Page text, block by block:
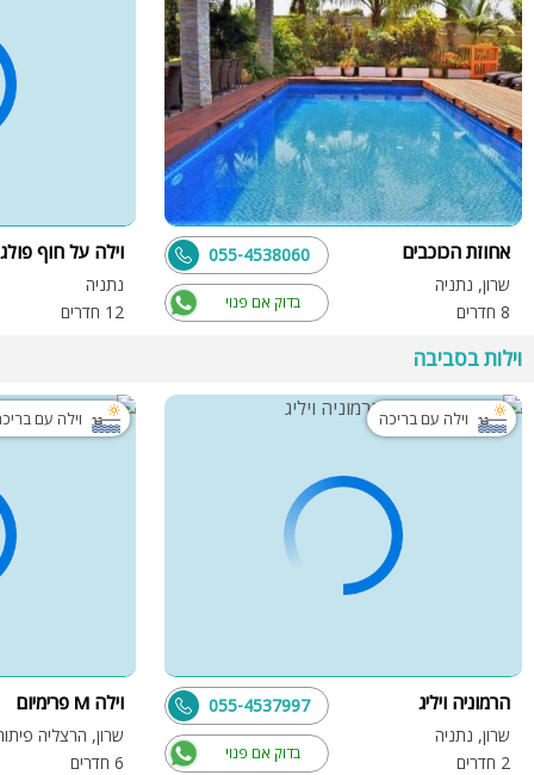
אחוזת הכוכבים
שרון, נתניה
8 חדרים
בדוק אם פנוי
055-4538060 וילה על חוף פולג
נתניה
12 חדרים
וילות בסביבה
וילה עם בריכה
הרמוניה ויליג
שרון, נתניה
2 חדרים
בדוק אם פנוי
055-4537997
וילה עם
וילה M פרימיום
שרון, הרצליה
6 חדרים